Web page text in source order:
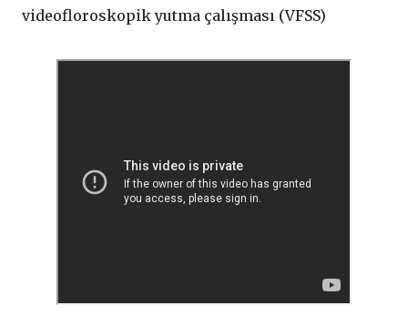
videofloroskopik yutma ​​çalışması (VFSS)